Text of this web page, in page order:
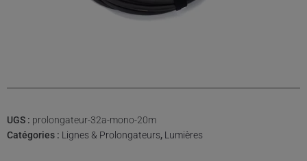
UGS : prolongateur-32a-mono-20m
Catégories : Lignes & Prolongateurs, Lumières